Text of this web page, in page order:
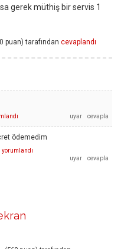
gerek müthiş bir servis 1
puan) tarafından cevaplandı
ödemedim
yorumlandı